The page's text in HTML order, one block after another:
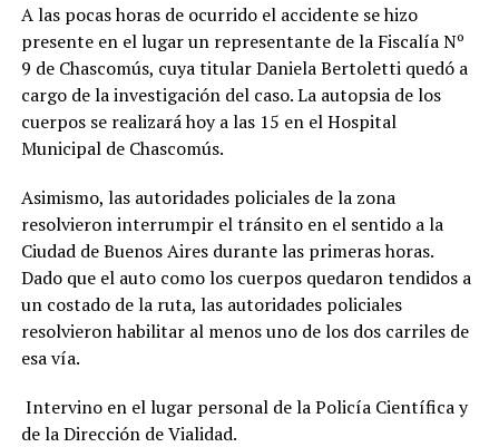
A las pocas horas de ocurrido el accidente se hizo
presente en el lugar un representante de la Fiscalía Nº
9 de Chascomús, cuya titular Daniela Bertoletti quedó a
cargo de la investigación del caso. La autopsia de los
cuerpos se realizará hoy a las 15 en el Hospital
Municipal de Chascomús.
Asimismo, las autoridades policiales de la zona
resolvieron interrumpir el tránsito en el sentido a la
Ciudad de Buenos Aires durante las primeras horas.
Dado que el auto como los cuerpos quedaron tendidos a
un costado de la ruta, las autoridades policiales
resolvieron habilitar al menos uno de los dos carriles de
esa vía.
Intervino en el lugar personal de la Policía Científica y
de la Dirección de Vialidad.